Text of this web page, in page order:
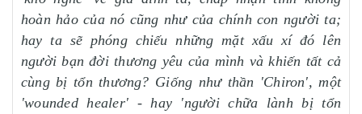
hoàn hảo của nó cũng như của chính con người ta;
hay ta sẽ phóng chiếu những mặt xấu xí đó lên
người bạn đời thương yêu của mình và khiến tất cả
cùng bị tổn thương? Giống như thần 'Chiron', một
'wounded healer' - hay 'người chữa lành bị tổn